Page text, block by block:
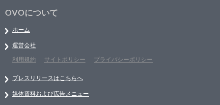
OVOについて
ホーム
運営会社
利用規約
サイトポリシー プライバシーポリシー
プレスリリースはこちらへ
媒体資料および広告メニュー